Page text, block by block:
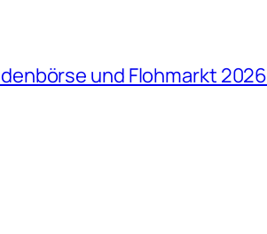
und Flohmarkt 2026